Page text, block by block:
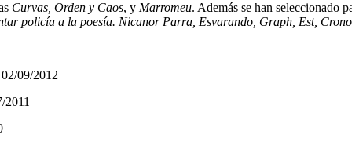
Curvas, Orden y Caos, y Marromeu. Además se han seleccionado
policía a la poesía. Nicanor Parra, Esvarando, Graph, Est,
09/2012
2011